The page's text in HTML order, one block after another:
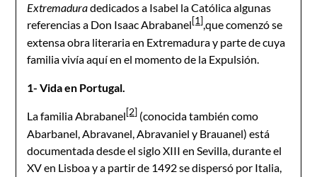
Extremaduradedicados a Isabel la Católica algunas
referencias a Don Isaac Abrabanel[1],que comenzó se
extensa obra literaria en Extremadura y parte de cuya
familia vivía aquí en el momento de la Expulsión.
1- Vida en Portugal.
La familia Abrabanel[2] (conocida también como
Abarbanel, Abravanel, Abravaniel y Brauanel) está
documentada desde el siglo XIII en Sevilla, durante el
XV en Lisboa y a partir de 1492 se dispersó por Italia,